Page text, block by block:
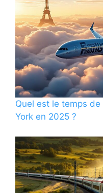
Quel est le temps
York en 2025 ?